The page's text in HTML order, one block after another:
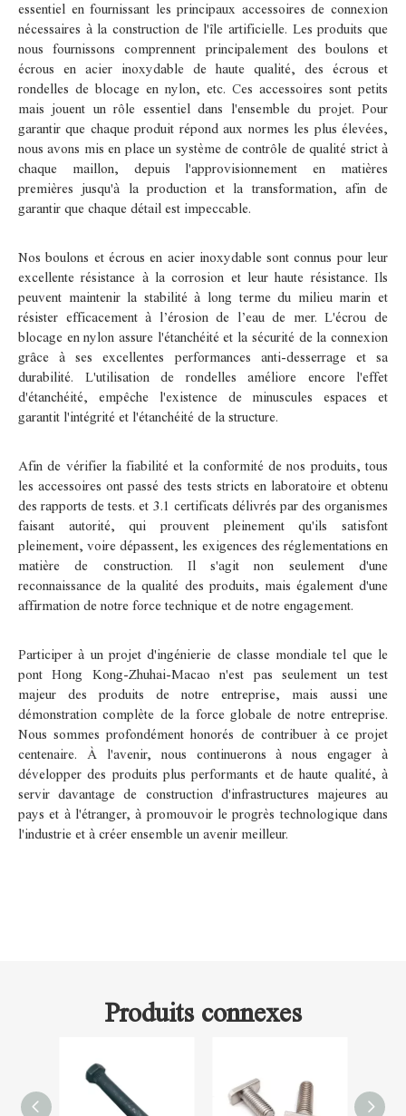
essentiel en fournissant les principaux accessoires de connexion
nécessaires à la construction de l'île artificielle. Les produits que
nous fournissons comprennent principalement des boulons et
écrous en acier inoxydable de haute qualité, des écrous et
rondelles de blocage en nylon, etc. Ces accessoires sont petits
mais jouent un rôle essentiel dans l'ensemble du projet. Pour
garantir que chaque produit répond aux normes les plus élevées,
nous avons mis en place un système de contrôle de qualité strict à
chaque maillon, depuis l'approvisionnement en matières
premières jusqu'à la production et la transformation, afin de
garantir que chaque détail est impeccable.
Nos boulons et écrous en acier inoxydable sont connus pour leur
excellente résistance à la corrosion et leur haute résistance. Ils
peuvent maintenir la stabilité à long terme du milieu marin et
résister efficacement à l’érosion de l’eau de mer. L'écrou de
blocage en nylon assure l'étanchéité et la sécurité de la connexion
grâce à ses excellentes performances anti-desserrage et sa
durabilité. L'utilisation de rondelles améliore encore l'effet
d'étanchéité, empêche l'existence de minuscules espaces et
garantit l'intégrité et l'étanchéité de la structure.
Afin de vérifier la fiabilité et la conformité de nos produits, tous
les accessoires ont passé des tests stricts en laboratoire et obtenu
des rapports de tests. et 3.1 certificats délivrés par des organismes
faisant autorité, qui prouvent pleinement qu'ils satisfont
pleinement, voire dépassent, les exigences des réglementations en
matière de construction. Il s'agit non seulement d'une
reconnaissance de la qualité des produits, mais également d'une
affirmation de notre force technique et de notre engagement.
Participer à un projet d'ingénierie de classe mondiale tel que le
pont Hong Kong-Zhuhai-Macao n'est pas seulement un test
majeur des produits de notre entreprise, mais aussi une
démonstration complète de la force globale de notre entreprise.
Nous sommes profondément honorés de contribuer à ce projet
centenaire. À l'avenir, nous continuerons à nous engager à
développer des produits plus performants et de haute qualité, à
servir davantage de construction d'infrastructures majeures au
pays et à l'étranger, à promouvoir le progrès technologique dans
l'industrie et à créer ensemble un avenir meilleur.
Produits connexes